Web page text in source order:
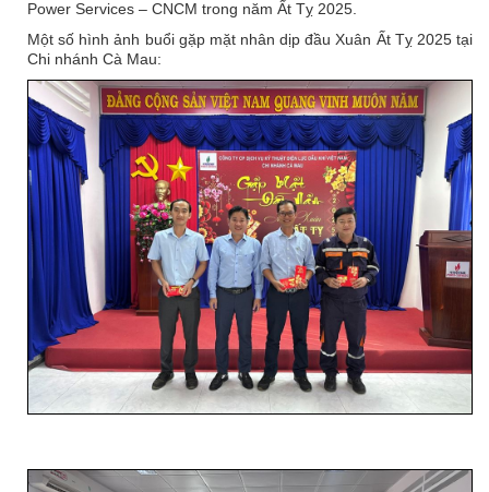
Power Services – CNCM trong năm Ất Tỵ 2025.
Một số hình ảnh buổi gặp mặt nhân dịp đầu Xuân Ất Tỵ 2025 tại
Chi nhánh Cà Mau: